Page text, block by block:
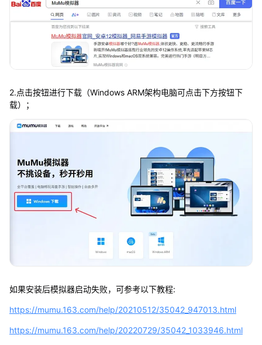
2.点击按钮进行下载（Windows ARM架构电脑可点击下方按钮下
载）；
如果安装后模拟器启动失败，可参考以下教程:
https://mumu.163.com/help/20210512/35042_947013.html
https://mumu.163.com/help/20220729/35042_1033946.html